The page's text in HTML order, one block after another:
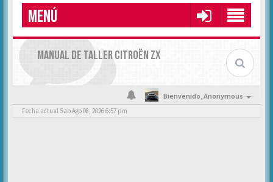
MENÚ
MANUAL DE TALLER CITROËN ZX
Bienvenido,Anonymous
Fecha actual Sab Ago 08, 2026 6:57 pm